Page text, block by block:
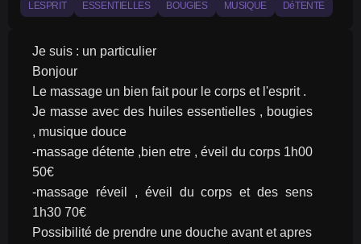
LESPRIT ESSENTIELLES BOUGIES MUSIQUE DéTENTE
Je suis : un particulier
Bonjour
Le massage un bien fait pour le corps et l'esprit .
Je masse avec des huiles essentielles , bougies
, musique douce
-massage détente ,bien etre , éveil du corps 1h00
50€
-massage réveil , éveil du corps et des sens
1h30 70€
Possibilité de prendre une douche avant et apres